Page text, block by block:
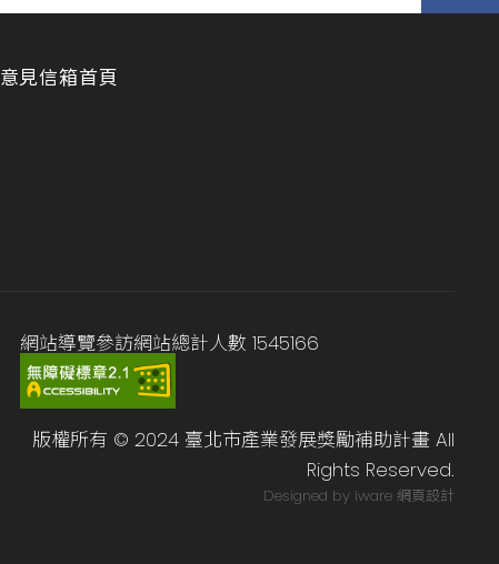
意見信箱首頁
網站導覽參訪網站總計人數 1545166
版權所有 © 2024 臺北市產業發展獎勵補助計畫 All
Rights Reserved.
Designed by iware 網頁設計